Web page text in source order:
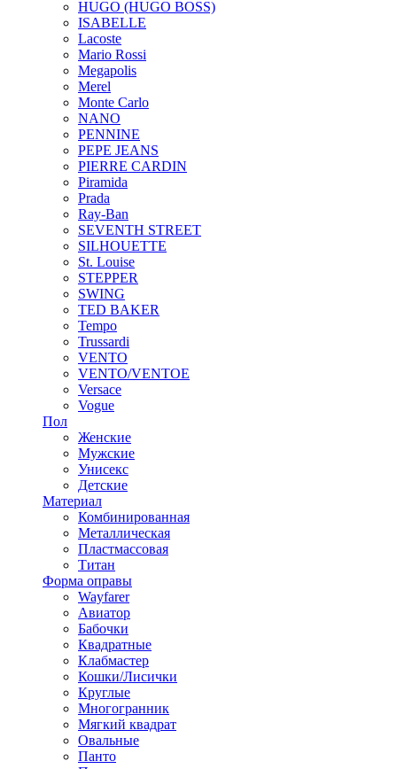
HUGO (HUGO BOSS)
ISABELLE
Lacoste
Mario Rossi
Megapolis
Merel
Monte Carlo
NANO
PENNINE
PEPE JEANS
PIERRE CARDIN
Piramida
Prada
Ray-Ban
SEVENTH STREET
SILHOUETTE
St. Louise
STEPPER
SWING
TED BAKER
Tempo
Trussardi
VENTO
VENTO/VENTOE
Versace
Vogue
Пол
Женские
Мужские
Унисекс
Детские
Материал
Комбинированная
Металлическая
Пластмассовая
Титан
Форма оправы
Wayfarer
Авиатор
Бабочки
Квадратные
Клабмастер
Кошки/Лисички
Круглые
Многогранник
Мягкий квадрат
Овальные
Панто